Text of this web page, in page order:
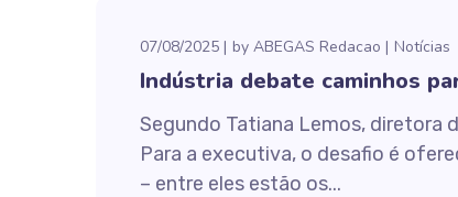
07/08/2025 by ABEGAS Redacao Notícias
Indústria debate caminhos
Segundo Tatiana Lemos, diretora
Para a executiva, o desafio é
– entre eles estão os...